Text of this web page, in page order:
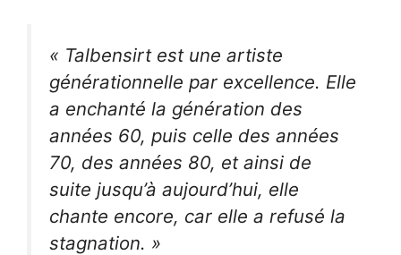
« Talbensirt est une artiste
générationnelle par excellence. Elle
a enchanté la génération des
années 60, puis celle des années
70, des années 80, et ainsi de
suite jusqu’à aujourd’hui, elle
chante encore, car elle a refusé la
stagnation. »